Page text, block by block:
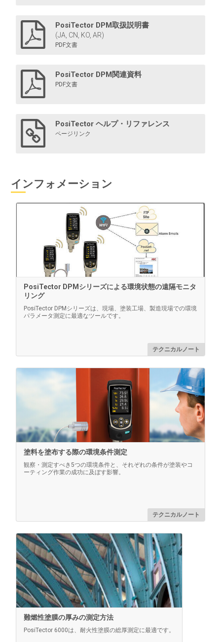
露点計ロガーは、鉄骨構造物に取り付けて、環境パラメ
ータを独立して測定し、最大200日間記録することがで
Bluetooth対応プリンター
電池式で軽量なこのBluetoothプリンターは、Advanced
モデルからBluetooth経由で読み取り値と統計サマリー
を印刷します。
もっと詳しく
PosiTector ゲージ本体と複数のプローブを持ち運ぶの
に便利なハードシェルケース
ACパワーキット
連続運転に使用します。このキットは、バッテリー駆動
PosiTector DPM取扱説明書
(JA, CN, KO, AR)
PDF文書
PosiTector DPM関連資料
PDF文書
PosiTector ヘルプ・リファレンス
ページリンク
インフォメーション
PosiTector DPMシリーズによる環境状態の遠隔モニタ
リング
PosiTector DPMシリーズは、現場、塗装工場、製造現場での環境
パラメータ測定に最適なツールです。
テクニカルノート
塗料を塗布する際の環境条件測定
観察・測定すべき5つの環境条件と、それぞれの条件が塗装やコ
ーティング作業の成功に及ぼす影響。
テクニカルノート
難燃性塗膜の厚みの測定方法
PosiTector 6000は、耐火性塗膜の総厚測定に最適です。